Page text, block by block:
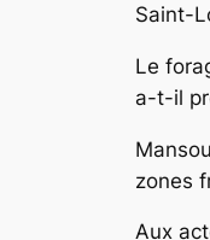
Saint-
Le
a-t-il
zones
Aux